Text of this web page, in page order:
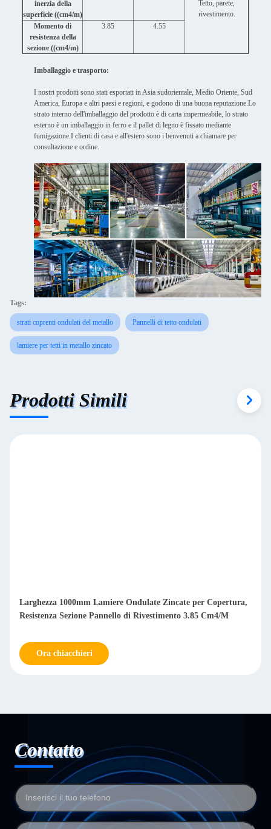
Tetto, parete,
rivestimento.
inerzia della
superficie ((cm4/m)
Momento di
resistenza della
sezione ((cm4/m)
3.85 4.55
Imballaggio e trasporto:
I nostri prodotti sono stati esportati in Asia sudorientale, Medio Oriente, Sud
America, Europa e altri paesi e regioni, e godono di una buona reputazione.Lo
strato interno dell'imballaggio del prodotto è di carta impermeabile, lo strato
esterno è un imballaggio in ferro e il pallet di legno è fissato mediante
fumigazione.I clienti di casa e all'estero sono i benvenuti a chiamare per
consultazione e ordine.
Tags:
strati coprenti ondulati del metallo Pannelli di tetto ondulati
lamiere per tetti in metallo zincato
Prodotti Simili
Larghezza 1000mm Lamiere Ondulate Zincate per Copertura,
Resistenza Sezione Pannello di Rivestimento 3.85 Cm4/M
Ora chiacchieri
Contatto